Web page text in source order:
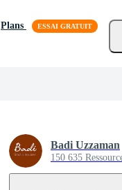
Plans
Badi Uzzaman
150 635